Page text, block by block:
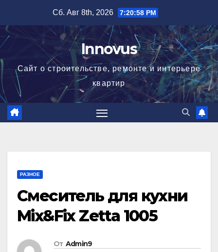
содержимому
Сб. Авг 8th, 2026 7:20:58 PM
Innovus
Сайт о строительстве, ремонте и интерьере
квартир
РАЗНОЕ
Смеситель для кухни
Mix&Fix Zetta 1005
От Admin9